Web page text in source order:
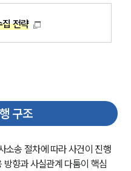
집 전략
구조
소송 절차에 따라 사건이 진행
향과 사실관계 다툼이 핵심